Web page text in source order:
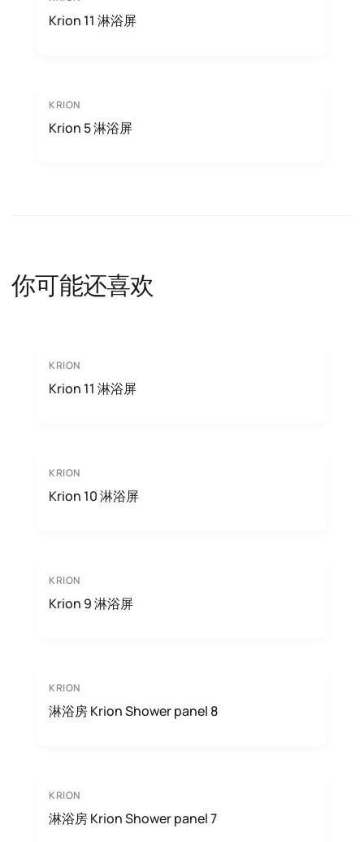
Krion 11 淋浴屏
KRION
Krion 5 淋浴屏
你可能还喜欢
KRION
Krion 11 淋浴屏
KRION
Krion 10 淋浴屏
KRION
Krion 9 淋浴屏
KRION
淋浴房 Krion Shower panel 8
KRION
淋浴房 Krion Shower panel 7